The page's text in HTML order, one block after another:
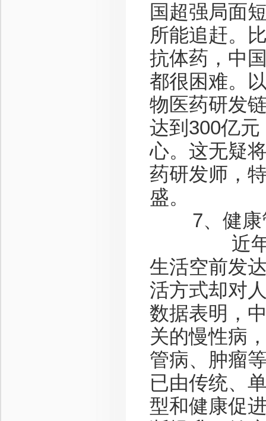
国超强局面
所能追赶。
抗体药，中
都很困难。
物医药研发
达到300亿
心。这无疑
药研发师，
盛。
7、健康
近年来，
生活空前发
活方式却对
数据表明，
关的慢性病
管病、肿瘤
已由传统、
型和健康促